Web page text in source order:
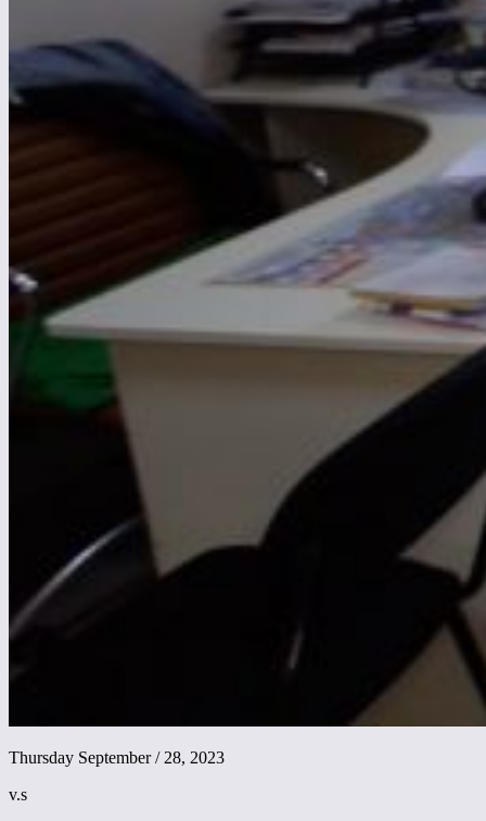
Thursday September / 28, 2023
v.s